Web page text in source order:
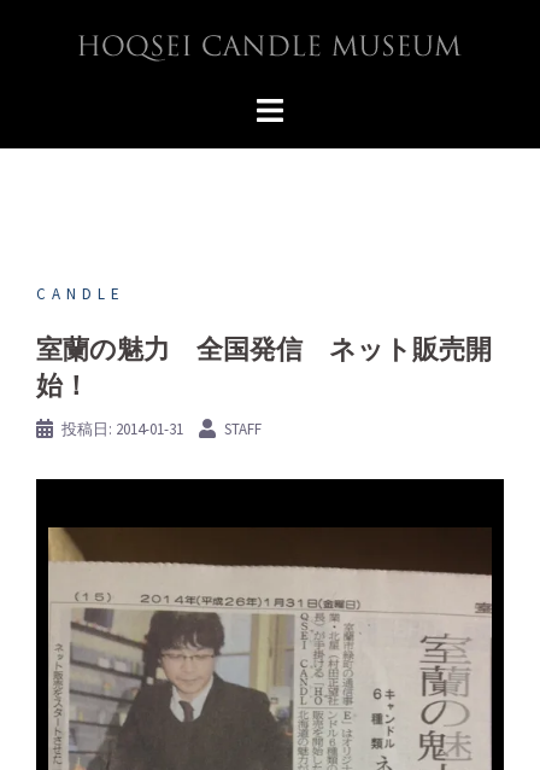
へ
CANDLE
室蘭の魅力 全国発信 ネット販売開
始！
投稿日: 2014-01-31 STAFF